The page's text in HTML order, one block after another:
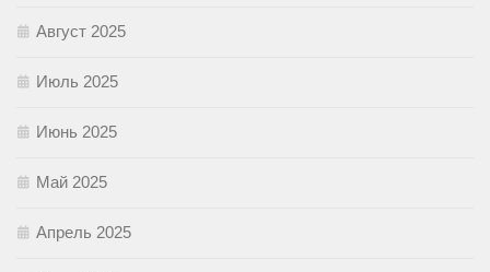
Август 2025
Июль 2025
Июнь 2025
Май 2025
Апрель 2025